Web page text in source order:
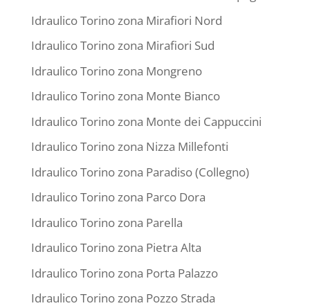
Idraulico Torino zona Mirafiori Nord
Idraulico Torino zona Mirafiori Sud
Idraulico Torino zona Mongreno
Idraulico Torino zona Monte Bianco
Idraulico Torino zona Monte dei Cappuccini
Idraulico Torino zona Nizza Millefonti
Idraulico Torino zona Paradiso (Collegno)
Idraulico Torino zona Parco Dora
Idraulico Torino zona Parella
Idraulico Torino zona Pietra Alta
Idraulico Torino zona Porta Palazzo
Idraulico Torino zona Pozzo Strada